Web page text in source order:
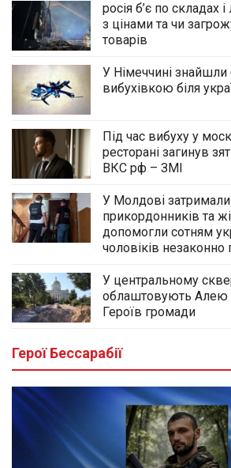
росія б’є по складах
з цінами та чи
товарів
У Німеччині знайшли
вибухівкою біля
Під час вибуху у
ресторані загинув
ВКС рф – ЗМІ
У Молдові
прикордонників та
допомогли сотням
чоловіків
У центральному
облаштовують Алею
Героїв громади
Герої Бессарабії